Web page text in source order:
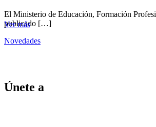
El Ministerio de Educación, Formación
publicado […]
Novedades
Ver más
Únete a